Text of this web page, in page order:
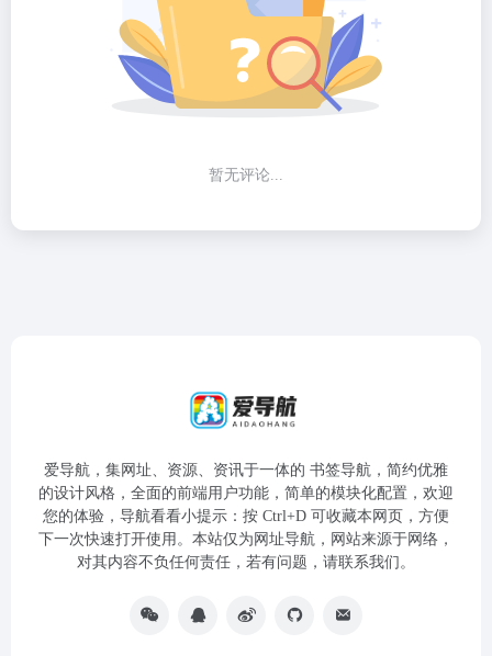
暂无评论...
爱导航，集网址、资源、资讯于一体的 书签导航，简约优雅
的设计风格，全面的前端用户功能，简单的模块化配置，欢迎
您的体验，导航看看小提示：按 Ctrl+D 可收藏本网页，方便
下一次快速打开使用。本站仅为网址导航，网站来源于网络，
对其内容不负任何责任，若有问题，请联系我们。